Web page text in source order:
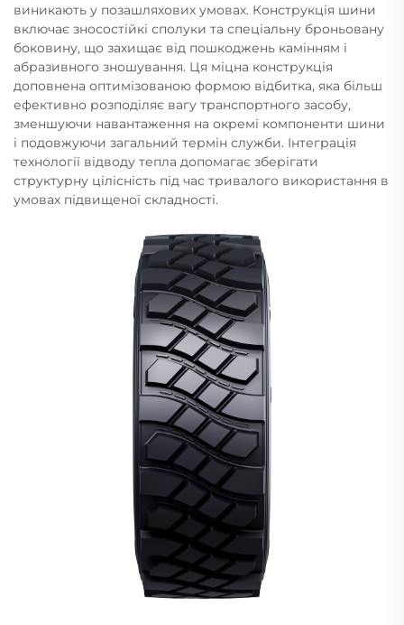
виникають у позашляхових умовах. Конструкція шини
включає зносостійкі сполуки та спеціальну броньовану
боковину, що захищає від пошкоджень камінням і
абразивного зношування. Ця міцна конструкція
доповнена оптимізованою формою відбитка, яка більш
ефективно розподіляє вагу транспортного засобу,
зменшуючи навантаження на окремі компоненти шини
і подовжуючи загальний термін служби. Інтеграція
технології відводу тепла допомагає зберігати
структурну цілісність під час тривалого використання в
умовах підвищеної складності.